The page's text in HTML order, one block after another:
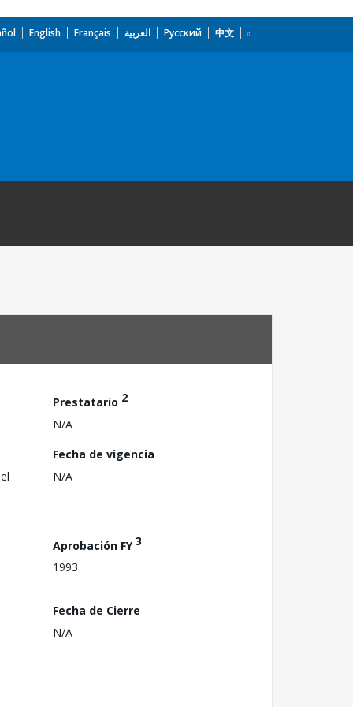
English Français العربية Русский 中文
Prestatario 2
N/A
Fecha de vigencia
N/A
Aprobación FY3
1993
Fecha de Cierre
N/A